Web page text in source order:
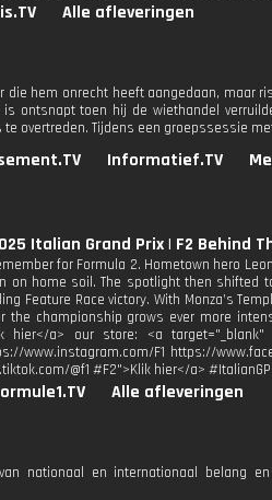
Alle afleveringen
die hem onrecht heeft aangedaan, maar
ontsnapt toen hij de wiethandel
overtreden. Tijdens een groepssessie
Informatief.TV
Italian Grand Prix | F2 Behind
for Formula 2. Hometown hero
on home soil. The spotlight then shifted
Feature Race victory. With Monza’s
championship grows ever more
hier</a> our store: <a target="_blank"
www.instagram.com/F1 https://
@f1 #F2">Klik hier</a>
Alle afleveringen
nationaal en internationaal belang